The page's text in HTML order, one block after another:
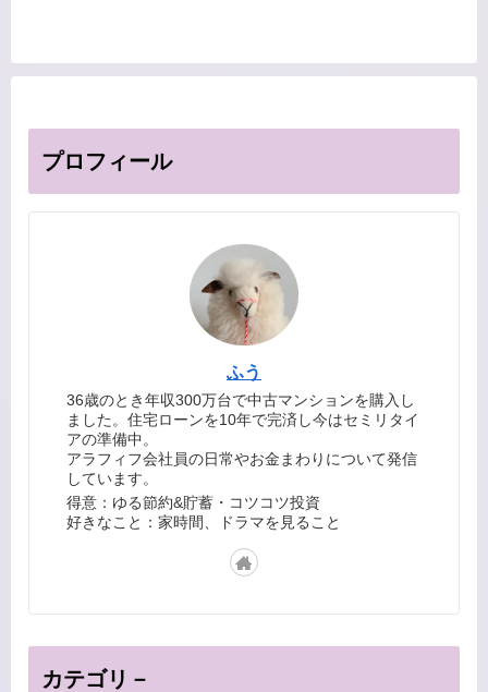
プロフィール
ふう
36歳のとき年収300万台で中古マンションを購入し
ました。住宅ローンを10年で完済し今はセミリタイ
アの準備中。
アラフィフ会社員の日常やお金まわりについて発信
しています。
得意：ゆる節約&貯蓄・コツコツ投資
好きなこと：家時間、ドラマを見ること
カテゴリ－